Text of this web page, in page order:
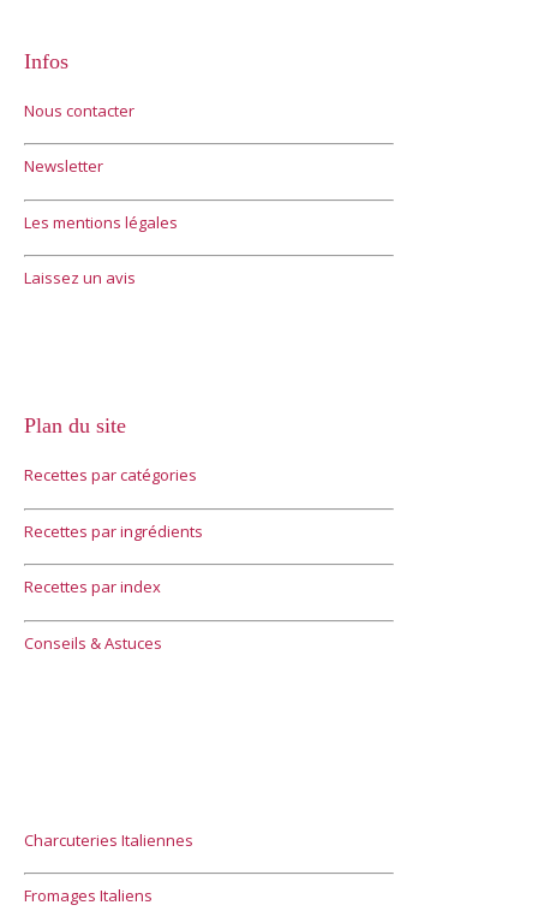
Infos
Nous contacter
Newsletter
Les mentions légales
Laissez un avis
Plan du site
Recettes par catégories
Recettes par ingrédients
Recettes par index
Conseils & Astuces
Charcuteries Italiennes
Fromages Italiens